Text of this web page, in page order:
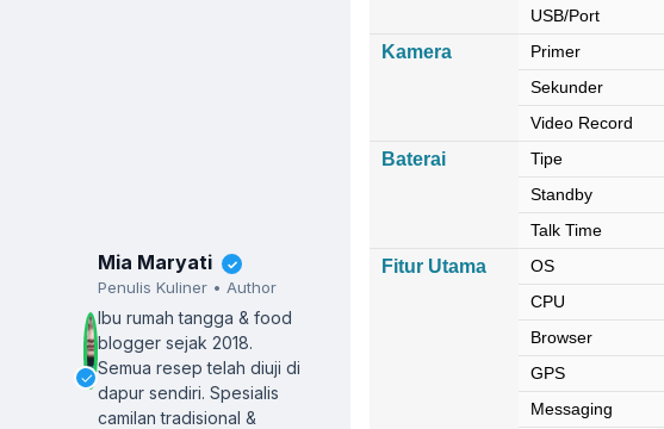
✓
Mia Maryati ✓
Penulis Kuliner • Author
Ibu rumah tangga & food
blogger sejak 2018.
Semua resep telah diuji di
dapur sendiri.Spesialis
camilan tradisional &
USB/Port
Kamera Primer
Sekunder
Video Record
Baterai Tipe
Standby
Talk Time
Fitur Utama OS
CPU
Browser
GPS
Messaging